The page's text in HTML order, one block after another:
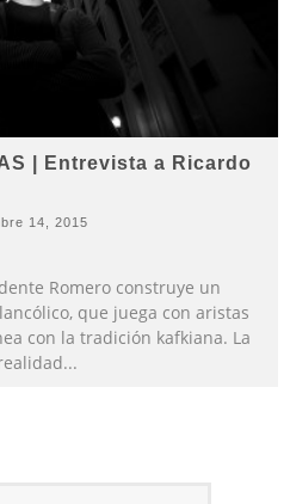
| Entrevista a Ricardo
14, 2015
Romero construye un
que juega con aristas
con la tradición kafkiana. La
...